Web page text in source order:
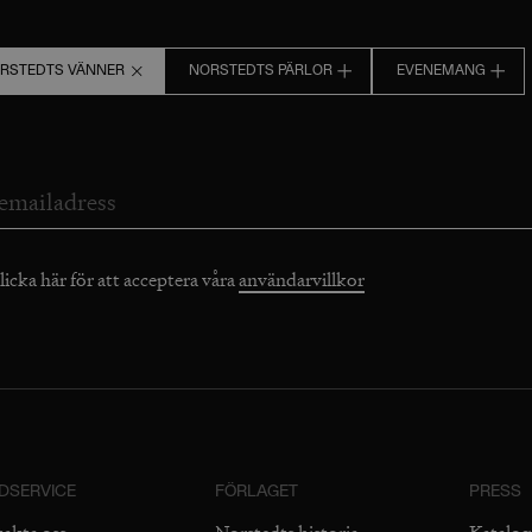
VÄNNER NORSTEDTS PÄRLOR EVENEMANG
här för att acceptera våraanvändarvillkor
FÖRLAGET PRESS